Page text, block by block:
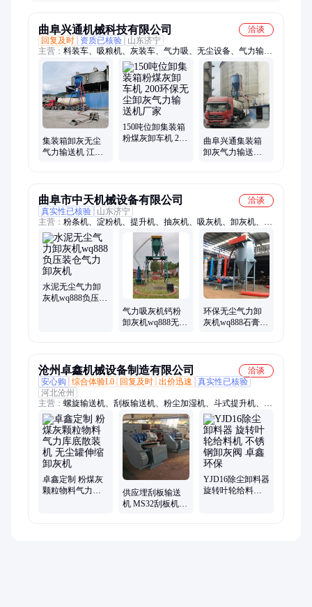
曲阜兴通机械科技有限公司
洽谈
回复及时
资质已核验
山东济宁
主营： 料装车、吸粮机、灰装车、气力吸、无尘设备、气力输送
设备、集装箱、上料机、水泥粉、水泥清、库装车、粉煤灰、装
车吸、输送机、脉冲除尘、装车环保、装车自动
集装箱卸灰无尘
气力输送机 江西
150吨位卸集装箱
粉煤灰卸车机 200
曲阜兴通集装箱
卸灰气力输送机
曲阜市中天机械设备有限公司
洽谈
真实性已核验
山东济宁
主营： 粉条机、淀粉机、提升机、抽灰机、吸灰机、卸灰机、喂
料机、输送机、吸灰车、传送带、吸粮机、面条机、滤水机、淀
粉浆、米线机、皮带机、脱水机、给料机、去水机、抽粮机、蕨
根淀粉、管道疏通机、蕨根粉丝机、垂直斗提机、螺旋投料机
水泥无尘气力卸
灰机wq888负压装
气力吸灰机钙粉
卸灰机wq888无尘
环保无尘气力卸
灰机wq888石膏粉
沧州卓鑫机械设备制造有限公司
洽谈
安心购
综合体验L0 回复及时 出价迅速
真实性已核验
河北沧州
主营： 螺旋输送机、刮板输送机、粉尘加湿机、斗式提升机、布
袋除尘器
卓鑫定制 粉煤灰
颗粒物料气力库
供应埋刮板输送
机 MS32刮板机
YJD16除尘卸料器
旋转叶轮给料机